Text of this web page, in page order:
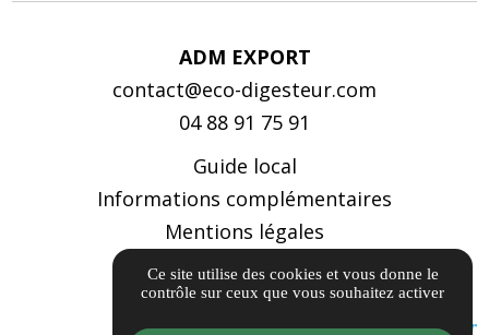
ADM EXPORT
contact@eco-digesteur.com
04 88 91 75 91
Guide local
Informations complémentaires
Mentions légales
Politique de confidentialité
Gestion des cookies
Ce site utilise des cookies et vous donne le
contrôle sur ceux que vous souhaitez activer